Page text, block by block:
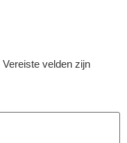
Vereiste velden zijn